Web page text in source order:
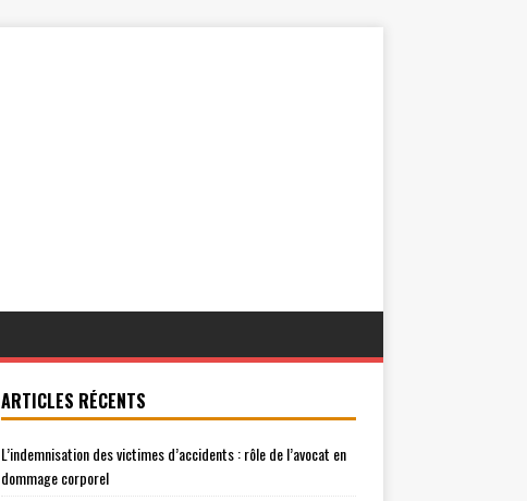
ARTICLES RÉCENTS
L’indemnisation des victimes d’accidents : rôle de l’avocat en
dommage corporel